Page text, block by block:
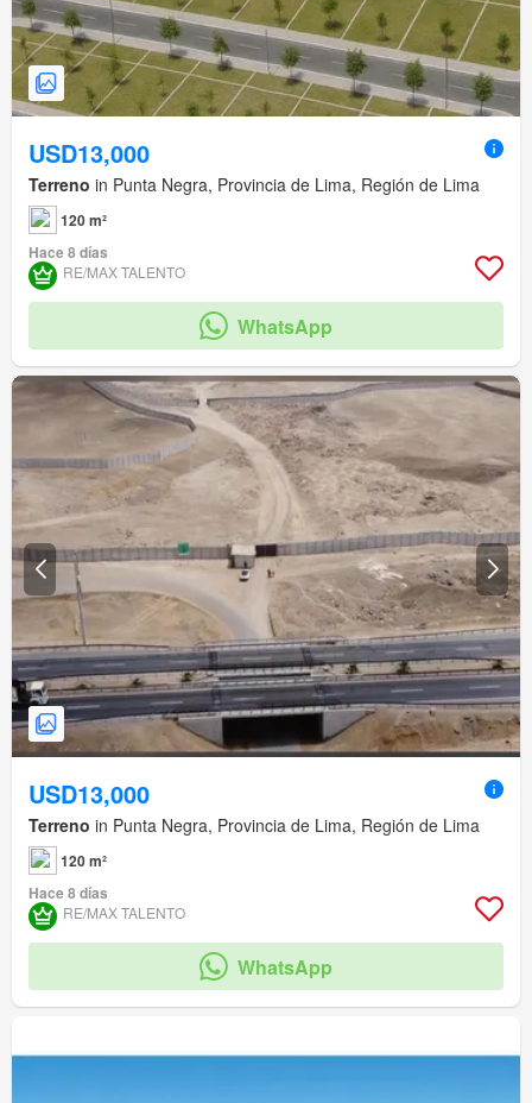
USD13,000
Terreno in Punta Negra, Provincia de Lima, Región de Lima
120 m²
Hace 8 días
RE/MAX TALENTO
WhatsApp
USD13,000
Terreno in Punta Negra, Provincia de Lima, Región de Lima
120 m²
Hace 8 días
RE/MAX TALENTO
WhatsApp